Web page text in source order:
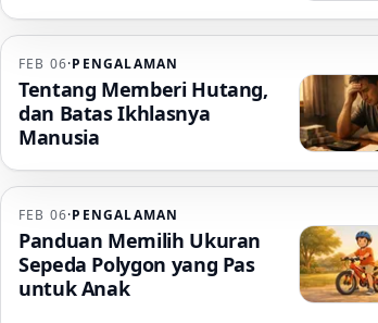
FEB 06·PENGALAMAN
Tentang Memberi Hutang,
dan Batas Ikhlasnya
Manusia
FEB 06·PENGALAMAN
Panduan Memilih Ukuran
Sepeda Polygon yang Pas
untuk Anak